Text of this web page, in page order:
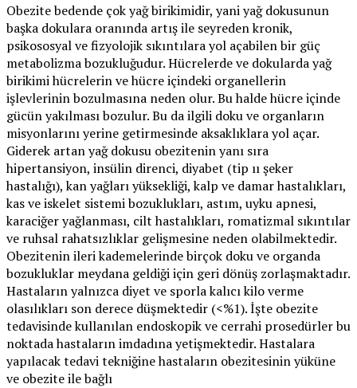
Obezite bedende çok yağ birikimidir, yani yağ dokusunun
başka dokulara oranında artış ile seyreden kronik,
psikososyal ve fizyolojik sıkıntılara yol açabilen bir güç
metabolizma bozukluğudur. Hücrelerde ve dokularda yağ
birikimi hücrelerin ve hücre içindeki organellerin
işlevlerinin bozulmasına neden olur. Bu halde hücre içinde
gücün yakılması bozulur. Bu da ilgili doku ve organların
misyonlarını yerine getirmesinde aksaklıklara yol açar.
Giderek artan yağ dokusu obezitenin yanı sıra
hipertansiyon, insülin direnci, diyabet (tip ıı şeker
hastalığı), kan yağları yüksekliği, kalp ve damar hastalıkları,
kas ve iskelet sistemi bozuklukları, astım, uyku apnesi,
karaciğer yağlanması, cilt hastalıkları, romatizmal sıkıntılar
ve ruhsal rahatsızlıklar gelişmesine neden olabilmektedir.
Obezitenin ileri kademelerinde birçok doku ve organda
bozukluklar meydana geldiği için geri dönüş zorlaşmaktadır.
Hastaların yalnızca diyet ve sporla kalıcı kilo verme
olasılıkları son derece düşmektedir (<%1). İşte obezite
tedavisinde kullanılan endoskopik ve cerrahi prosedürler bu
noktada hastaların imdadına yetişmektedir. Hastalara
yapılacak tedavi tekniğine hastaların obezitesinin yüküne
ve obezite ile bağlı